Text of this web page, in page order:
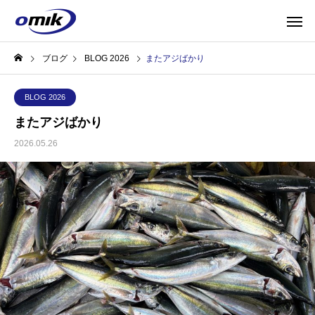
ブログ BLOG 2026 またアジばかり
BLOG 2026
またアジばかり
2026.05.26